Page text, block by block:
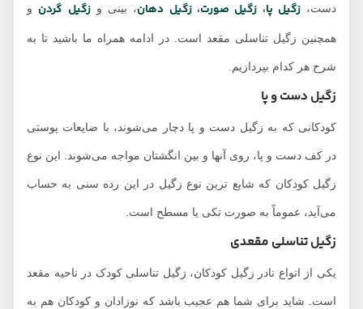
دست،زگیل پا،زگیل صورت،زگیل دهان، بینی وزگیل گردن و
همچنین زگیل تناسلی مقعد است. در ادامه همراه ما باشید تا به
شرح هر کدام بپردازیم.
زگیل دست و پا
کودکانی که به زگیل دست و پا دچار می‌شوند، با ضایعات پوستی
در کف دست و پا، روی آنها و بین انگشتان مواجه می‌شوند. این نوع
زگیل کودکان که شایع ترین نوع زگیل در این رده سنی به حساب
می‌آید، عموماً به صورت تکی یا مسطح است.
زگیل تناسلی مقعدی
یکی از انواع نادر زگیل کودکان، زگیل تناسلی کودک در ناحیه مقعد
است. شاید برای شما هم عجیب باشد که نوزادان و کودکان هم به